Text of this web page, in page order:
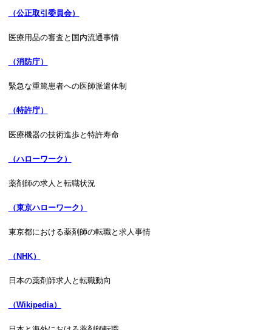
（公正取引委員会）
医療用品の審査と国内流通事情
（消防庁）
緊急な重篤患者への医師派遣体制
（特許庁）
医療機器の技術進歩と特許寿命
（ハローワーク）
薬剤師の求人と転職状況
（東京ハローワーク）
東京都における薬剤師の転職と求人事情
（NHK）
日本の薬剤師求人と転職動向
（Wikipedia）